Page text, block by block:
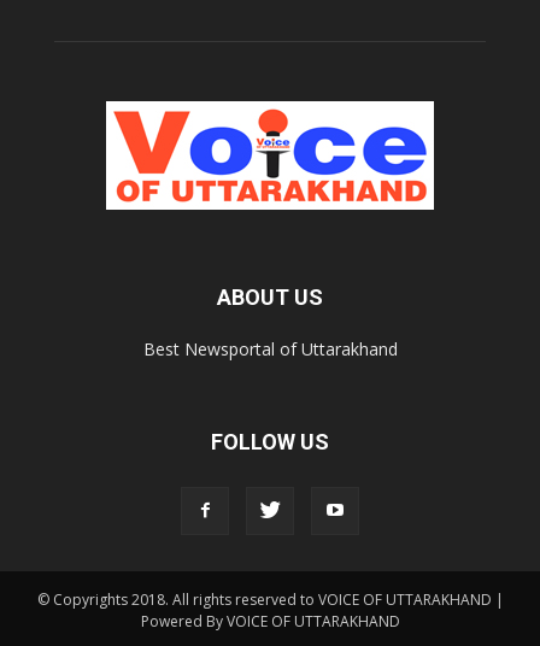
ABOUT US
Best Newsportal of Uttarakhand
FOLLOW US
© Copyrights 2018. All rights reserved to VOICE OF UTTARAKHAND |
Powered By VOICE OF UTTARAKHAND